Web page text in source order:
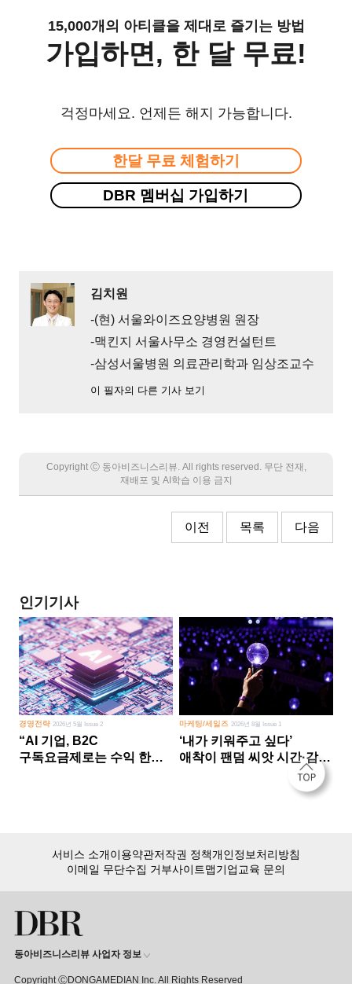
15,000개의 아티클을 제대로 즐기는 방법
가입하면, 한 달 무료!
걱정마세요. 언제든 해지 가능합니다.
한달 무료 체험하기
DBR 멤버십 가입하기
김치원
-(현) 서울와이즈요양병원 원장
-맥킨지 서울사무소 경영컨설턴트
-삼성서울병원 의료관리학과 임상조교수
이 필자의 다른 기사 보기
Copyright Ⓒ 동아비즈니스리뷰. All rights reserved. 무단 전재,
재배포 및 AI학습 이용 금지
이전 목록 다음
인기기사
경영전략 2026년 5월 Issue 2
“AI 기업, B2C
구독요금제로는 수익 한계
마케팅/세일즈 2026년 8월 Issue 1
‘내가 키워주고 싶다’
애착이 팬덤 씨앗 시간·감정
서비스 소개이용약관저작권 정책개인정보처리방침
이메일 무단수집 거부사이트맵기업교육 문의
동아비즈니스리뷰 사업자 정보
Copyright ⒸDONGAMEDIAN Inc. All Rights Reserved